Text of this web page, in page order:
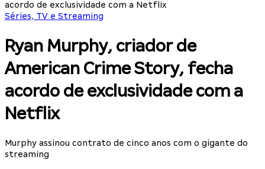
acordo de exclusividade com a Netflix
Séries, TV e Streaming
Ryan Murphy, criador de
American Crime Story, fecha
acordo de exclusividade com a
Netflix
Murphy assinou contrato de cinco anos com o gigante do
streaming